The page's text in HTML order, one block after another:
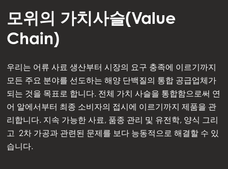
모위의 가치사슬(Value
Chain)
우리는 어류 사료 생산부터 시장의 요구 충족에 이르기까지
모든 주요 분야를 선도하는 해양 단백질의 통합 공급업체가
되는 것을 목표로 합니다. 전체 가치 사슬을 통합함으로써 연
어 알에서부터 최종 소비자의 접시에 이르기까지 제품을 관
리합니다. 지속 가능한 사료, 품종 관리 및 유전학, 양식 그리
고 2차 가공과 관련된 문제를 보다 능동적으로 해결할 수 있
습니다.